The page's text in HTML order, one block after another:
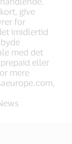
give
for
imidlertid
med det
eller
mere